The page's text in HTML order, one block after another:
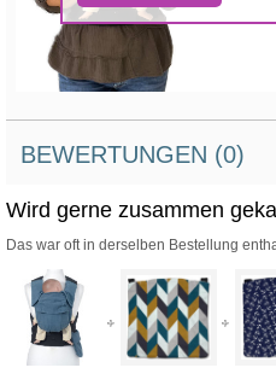
BEWERTUNGEN (0)
Wird gerne zusammen
Das war oft in derselben Bestellung